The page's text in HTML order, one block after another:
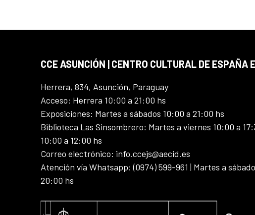
CCE ASUNCIÓN | CENTRO CULTURAL DE ESPAÑA
Herrera, 834, Asunción, Paraguay
Acceso: Herrera 10:00 a 21:00 hs
Exposiciones: Martes a sábados 10:00 a 21:00 hs
Biblioteca Las Sinsombrero: Martes a viernes 10:00 a
10:00 a 12:00 hs
Correo electrónico: info.ccejs@aecid.es
Atención vía Whatsapp: (0974) 599-961 | Martes a
20:00 hs